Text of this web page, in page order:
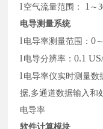
l 空气流量范围： 1 ～
电导测量系统
l 电导率测量范围：0
l 电导分辨率：0.1
l 电导率仪实时测量数
据 多通道数据输入和
电导率
软件计算模块